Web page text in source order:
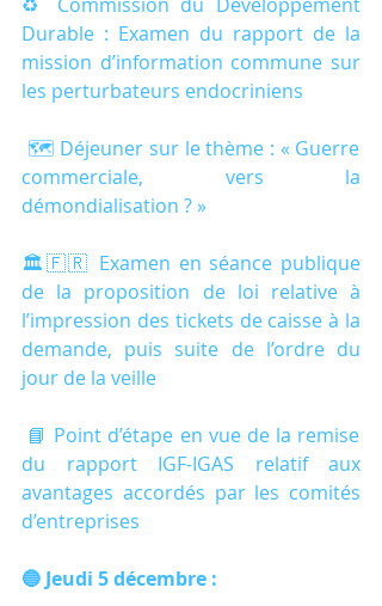
Durable : Examen du rapport de la
mission d’information commune sur
les perturbateurs endocriniens
commerciale, vers la
démondialisation ? »
🏛🇫🇷 Examen en séance publique
de la proposition de loi relative à
l’impression des tickets de caisse à la
demande, puis suite de l’ordre du
jour de la veille
du rapport IGF-IGAS relatif aux
avantages accordés par les comités
d’entreprises
🔵 Jeudi 5 décembre :